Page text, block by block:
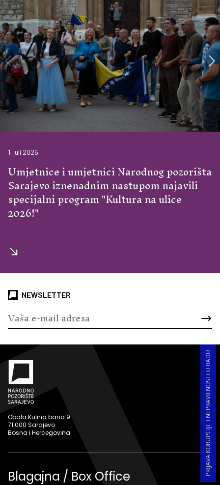
1. juli 2026.
Umjetnice i umjetnici Narodnog pozorišta
Sarajevo iznenadnim nastupom najavili
specijalni program "Kultura na ulice
2026!"
NEWSLETTER
PRIJAVA KORUPCIJE I NEPRAVILNOSTI U RADU
Obala Kulina bana 9
71 000 Sarajevo
Bosna i Hercegovina
Blagajna / Box Office